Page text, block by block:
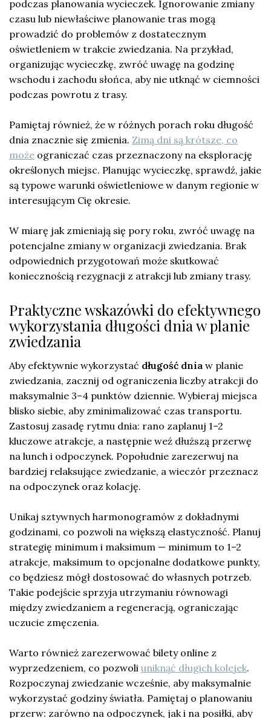
podczas planowania wycieczek. Ignorowanie zmiany
czasu lub niewłaściwe planowanie tras mogą
prowadzić do problemów z dostatecznym
oświetleniem w trakcie zwiedzania. Na przykład,
organizując wycieczkę, zwróć uwagę na godzinę
wschodu i zachodu słońca, aby nie utknąć w ciemności
podczas powrotu z trasy.
Pamiętaj również, że w różnych porach roku długość
dnia znacznie się zmienia. Zimą dni są krótsze, co
może ograniczać czas przeznaczony na eksplorację
określonych miejsc. Planując wycieczkę, sprawdź, jakie
są typowe warunki oświetleniowe w danym regionie w
interesującym Cię okresie.
W miarę jak zmieniają się pory roku, zwróć uwagę na
potencjalne zmiany w organizacji zwiedzania. Brak
odpowiednich przygotowań może skutkować
koniecznością rezygnacji z atrakcji lub zmiany trasy.
Praktyczne wskazówki do efektywnego
wykorzystania długości dnia w planie
zwiedzania
Aby efektywnie wykorzystać długość dnia w planie
zwiedzania, zacznij od ograniczenia liczby atrakcji do
maksymalnie 3–4 punktów dziennie. Wybieraj miejsca
blisko siebie, aby zminimalizować czas transportu.
Zastosuj zasadę rytmu dnia: rano zaplanuj 1–2
kluczowe atrakcje, a następnie weź dłuższą przerwę
na lunch i odpoczynek. Popołudnie zarezerwuj na
bardziej relaksujące zwiedzanie, a wieczór przeznacz
na odpoczynek oraz kolację.
Unikaj sztywnych harmonogramów z dokładnymi
godzinami, co pozwoli na większą elastyczność. Planuj
strategię minimum i maksimum — minimum to 1–2
atrakcje, maksimum to opcjonalne dodatkowe punkty,
co będziesz mógł dostosować do własnych potrzeb.
Takie podejście sprzyja utrzymaniu równowagi
między zwiedzaniem a regeneracją, ograniczając
uczucie zmęczenia.
Warto również zarezerwować bilety online z
wyprzedzeniem, co pozwoli uniknąć długich kolejek.
Rozpoczynaj zwiedzanie wcześnie, aby maksymalnie
wykorzystać godziny światła. Pamiętaj o planowaniu
przerw: zarówno na odpoczynek, jak i na posiłki, aby